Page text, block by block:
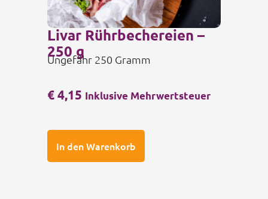
€4,15 Inklusive Mehrwertsteuer
In den Warenkorb
Livar Rührbechereien –
250 g
Ungefähr 250 Gramm